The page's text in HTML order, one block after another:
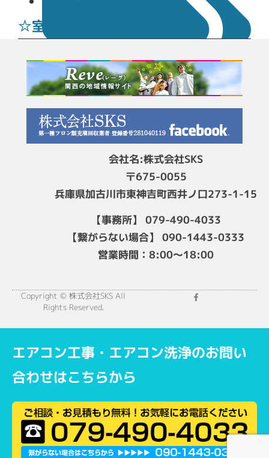
施工実績
☆室外機と事故
会社名:株式会社SKS
〒675-0055
兵庫県加古川市東神吉町西井ノ口273-1-15
【事務所】 079-490-4033
【繋がらない場合】 090-1443-0333
営業時間：8:00～18:00
Copyright © 株式会社SKS All
Rights Reserved.
エアコン工事・エアコン洗浄のお問い
合わせはこちらから